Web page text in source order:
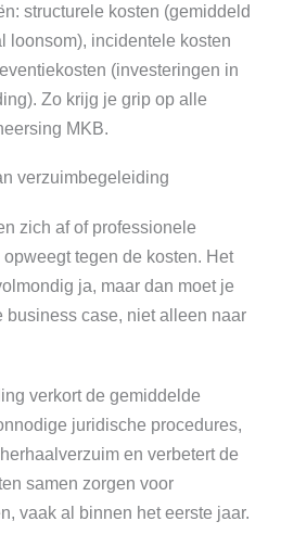
structurele kosten (gemiddeld
loonsom), incidentele kosten
(investeringen in
Zo krijg je grip op alle
MKB.
verzuimbegeleiding
zich af of professionele
tegen de kosten. Het
ja, maar dan moet je
business case, niet alleen naar
verkort de gemiddelde
juridische procedures,
en verbetert de
samen zorgen voor
vaak al binnen het eerste jaar.